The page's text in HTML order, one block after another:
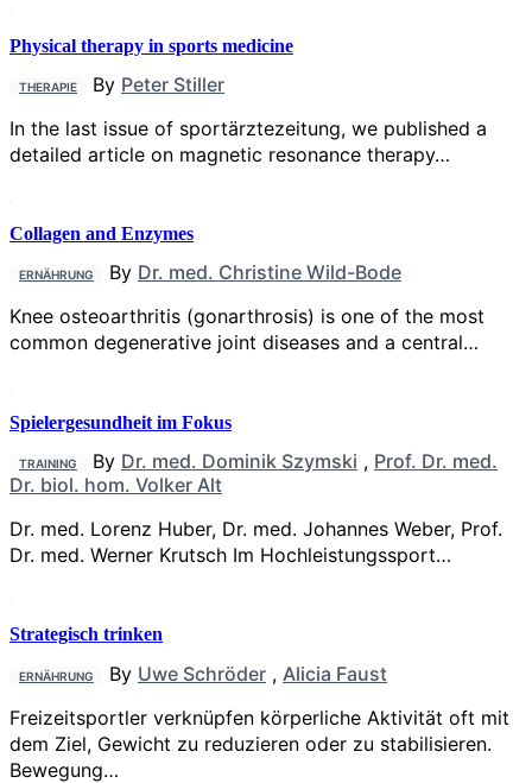
Physical therapy in sports medicine
THERAPIE By Peter Stiller
In the last issue of sportärztezeitung, we published a
detailed article on magnetic resonance therapy…
Collagen and Enzymes
ERNÄHRUNG By Dr. med. Christine Wild-Bode
Knee osteoarthritis (gonarthrosis) is one of the most
common degenerative joint diseases and a central…
Spielergesundheit im Fokus
TRAINING By Dr. med. Dominik Szymski , Prof. Dr. med.
Dr. biol. hom. Volker Alt
Dr. med. Lorenz Huber, Dr. med. Johannes Weber, Prof.
Dr. med. Werner Krutsch Im Hochleistungssport…
Strategisch trinken
ERNÄHRUNG By Uwe Schröder , Alicia Faust
Freizeitsportler verknüpfen körperliche Aktivität oft mit
dem Ziel, Gewicht zu reduzieren oder zu stabilisieren.
Bewegung…